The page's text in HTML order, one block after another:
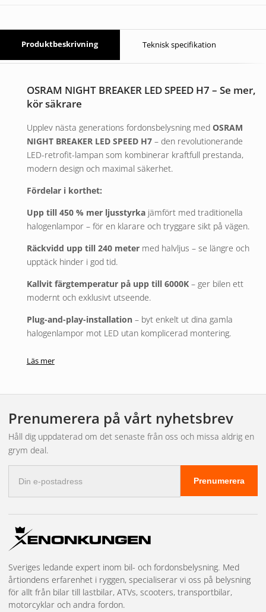
Produktbeskrivning Teknisk specifikation
OSRAM NIGHT BREAKER LED SPEED H7 – Se mer,
kör säkrare
Upplev nästa generations fordonsbelysning med OSRAM
NIGHT BREAKER LED SPEED H7– den revolutionerande
LED-retrofit-lampan som kombinerar kraftfull prestanda,
modern design och maximal säkerhet.
Fördelar i korthet:
Upp till 450 % mer ljusstyrkajämfört med traditionella
halogenlampor – för en klarare och tryggare sikt på vägen.
Räckvidd upp till 240 metermed halvljus – se längre och
upptäck hinder i god tid.
Kallvit färgtemperatur på upp till 6000K– ger bilen ett
modernt och exklusivt utseende.
Plug-and-play-installation– byt enkelt ut dina gamla
halogenlampor mot LED utan komplicerad montering.
Bländfri ljusbild
bländning för mötande trafik med upp till 50 %.
Miljövänlig förpackning
– plastfri design som minskar
avfall och sparar resurser.
kvalitetssäkrad av OSRAM med
5+1 års garanti
Kort sagt:
OSRAM NIGHT BREAKER LED SPEED H7 är den perfekta
teknik, högre säkerhet och ett stilrent utseende på vägen –
Se kompatibla bilmodeller här
Endast Bilmodeller i listan är godkänd. Alla andra modeller
Läs mer
Prenumerera på vårt nyhetsbrev
Håll dig uppdaterad om det senaste från oss och missa aldrig en
grym deal.
postadress
Prenumerera
Sveriges ledande expert inom bil- och fordonsbelysning. Med
årtiondens erfarenhet i ryggen, specialiserar vi oss på belysning
för allt från bilar till lastbilar, ATVs, scooters, transportbilar,
motorcyklar och andra fordon.